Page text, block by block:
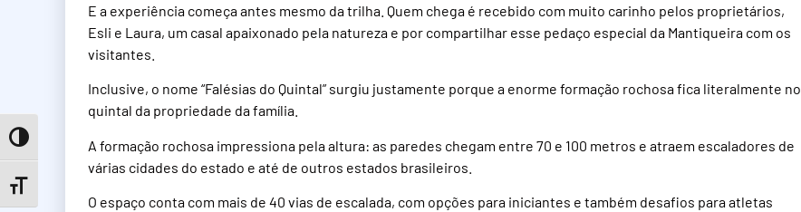
Toggle High Contrast
Toggle Font size
E a experiência começa antes mesmo da trilha. Quem chega é recebido com muito carinho pelos proprietários,
Esli e Laura, um casal apaixonado pela natureza e por compartilhar esse pedaço especial da Mantiqueira com os
visitantes.
Inclusive, o nome “Falésias do Quintal” surgiu justamente porque a enorme formação rochosa fica literalmente no
quintal da propriedade da família.
A formação rochosa impressiona pela altura: as paredes chegam entre 70 e 100 metros e atraem escaladores de
várias cidades do estado e até de outros estados brasileiros.
O espaço conta com mais de 40 vias de escalada, com opções para iniciantes e também desafios para atletas